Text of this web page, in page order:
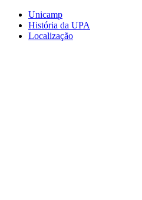
Conteúdo principal
Unicamp
História da UPA
Localização